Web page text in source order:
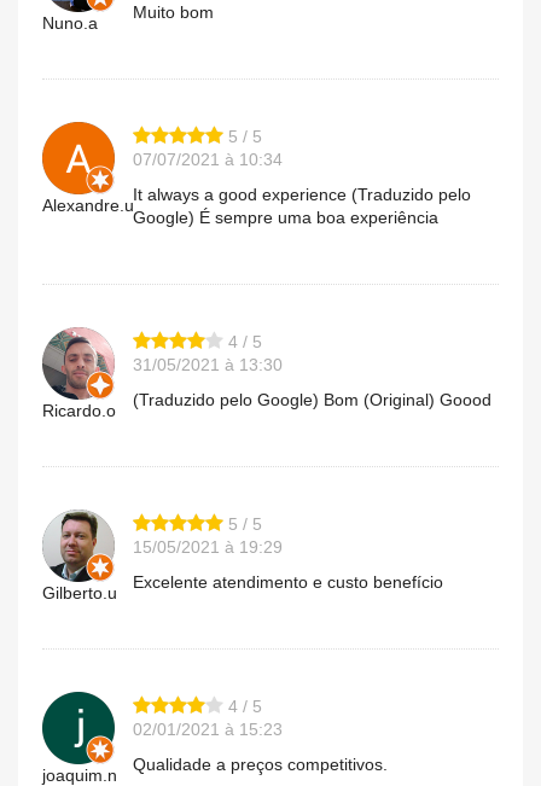
Nuno.a
Muito bom
Alexandre.u
5 / 5
07/07/2021 à 10:34
It always a good experience (Traduzido pelo
Google) É sempre uma boa experiência
Ricardo.o
4 / 5
31/05/2021 à 13:30
(Traduzido pelo Google) Bom (Original) Goood
Gilberto.u
5 / 5
15/05/2021 à 19:29
Excelente atendimento e custo benefício
joaquim.n
4 / 5
02/01/2021 à 15:23
Qualidade a preços competitivos.